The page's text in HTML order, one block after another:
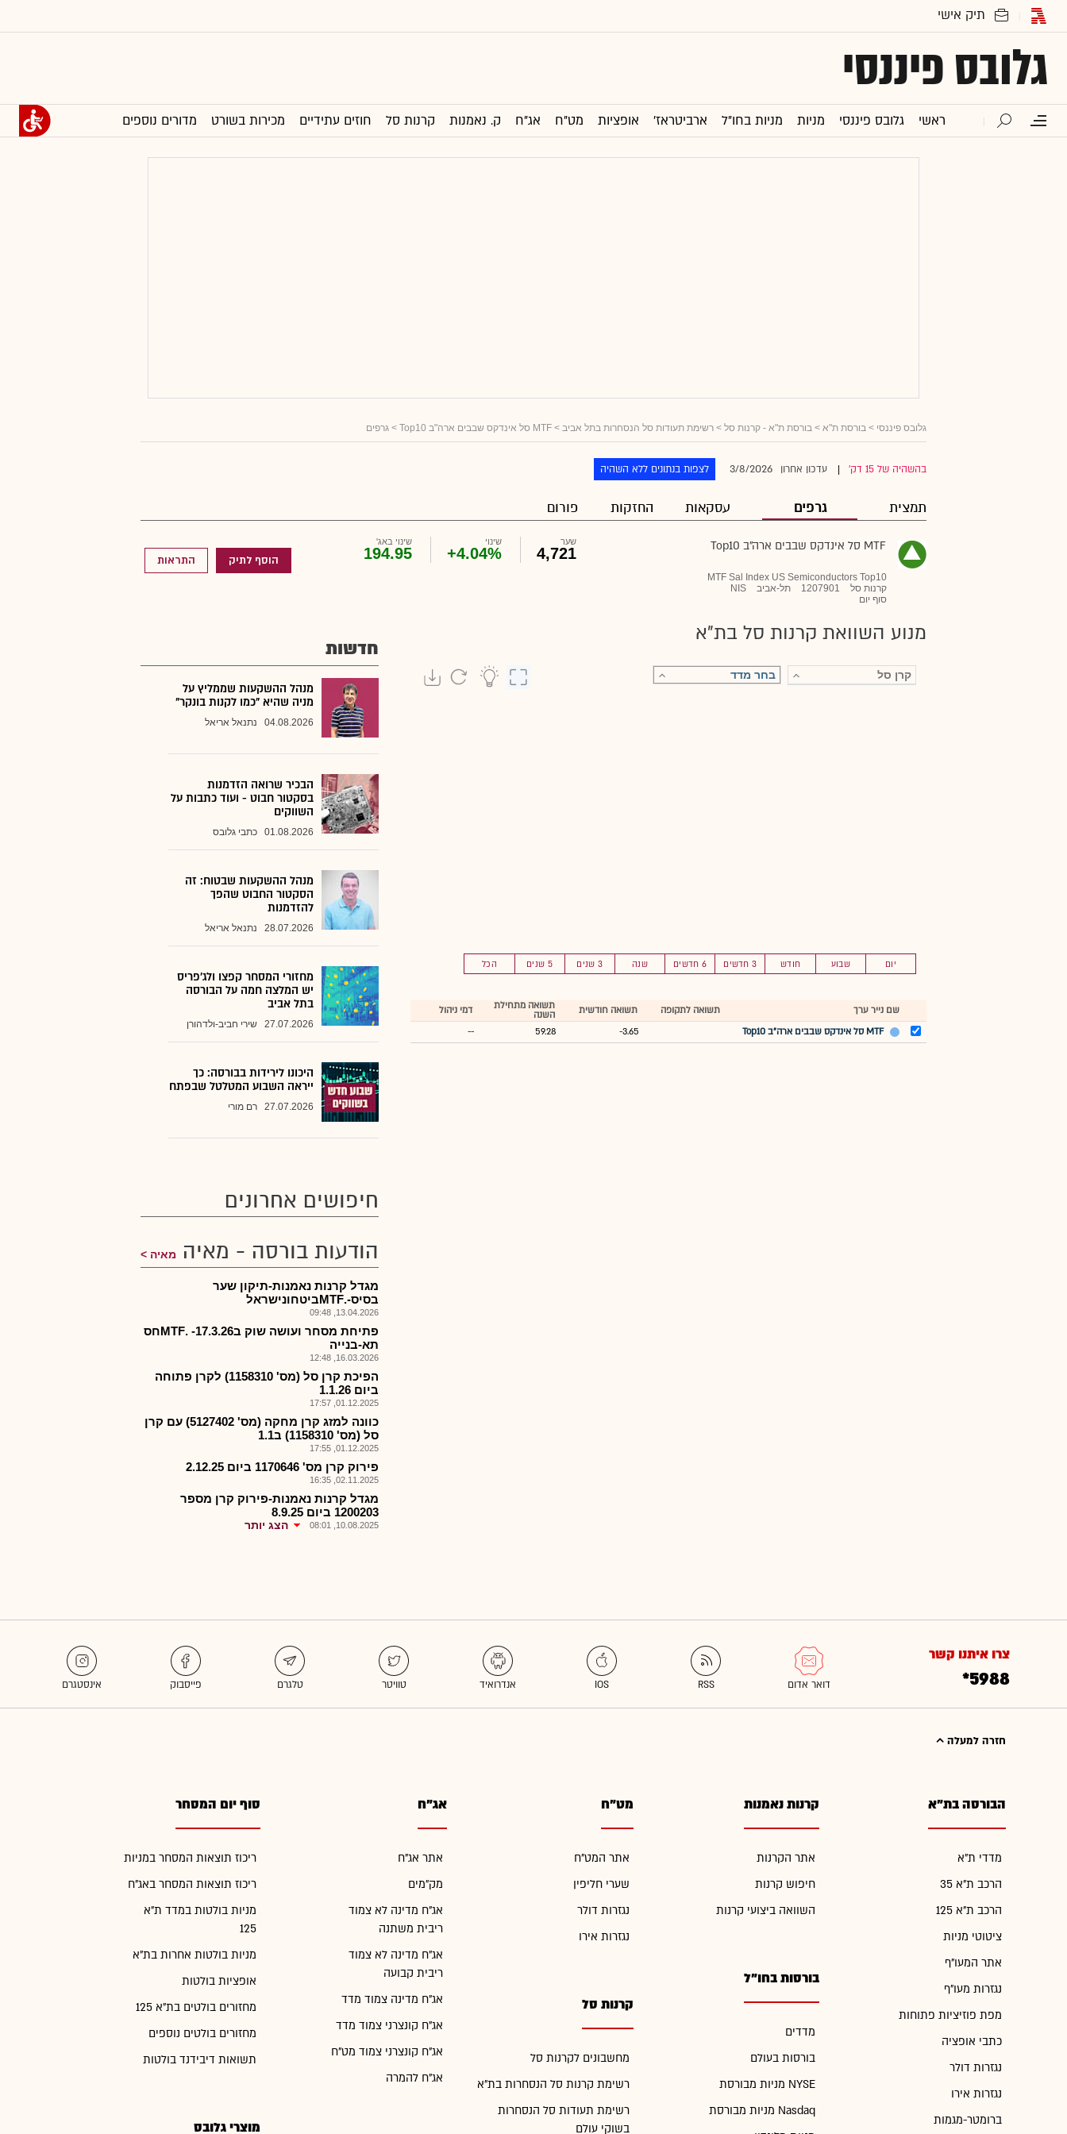
גלובס פיננסי
ראשי גלובס פיננסי מניות מניות בחו"ל ארביטראז' אופציות מט"ח אג"ח ק. נאמנות קרנות סל חוזים עתידיים מכירות בשורט מדורים נוספים
גלובס פיננסי > בורסת ת"א > בורסת ת"א - קרנות סל > רשימת תעודות סל הנסחרות בתל אביב > MTF סל אינדקס שבבים ארה"ב Top10 > גרפים
בהשהיה של 15 דק' עדכון אחרון 3/8/2026 לצפות בנתונים ללא השהיה
תמצית גרפים עסקאות החזקות פורום
MTF סל אינדקס שבבים ארה"ב Top10
MTF Sal Index US Semiconductors Top10
קרנות סל
1207901 תל-אביב
NIS
סוף יום
שער
4,721
שינוי
+4.04%
שינוי באג'
194.95 הוסף לתיק התראות
מנוע השוואת קרנות סל בת"א
יום שבוע חודש 3 חדשים 6 חדשים שנה 3 שנים 5 שנים הכל
שם נייר ערך תשואה לתקופה תשואה חודשית
תשואה מתחילת
השנה
דמי ניהול
MTF סל אינדקס שבבים ארה"ב Top10
-3.65
59.28
--
חדשות
מנהל ההשקעות שממליץ על
מניה שהיא "כמו לקנות בונקר"
04.08.2026 נתנאל אריאל
הבכיר שרואה הזדמנות
בסקטור חבוט - ועוד כתבות על
השווקים
01.08.2026 כתבי גלובס
מנהל ההשקעות שבטוח: זה
הסקטור החבוט שהפך
להזדמנות
28.07.2026 נתנאל אריאל
מחזורי המסחר קפצו ולג'פריס
יש המלצה חמה על הבורסה
בתל אביב
27.07.2026 שירי חביב-ולדהורן
היכונו לירידות בבורסה: כך
ייראה השבוע המטלטל שבפתח
27.07.2026 רם מורי
חיפושים אחרונים
הודעות בורסה - מאיה
מאיה
מגדל קרנות נאמנות-תיקון שער
בסיס-.MTFביטחונישראל
13.04.2026, 09:48
פתיחת מסחר ועושה שוק ב17.3.26- .MTFחס
תא-בנייה
16.03.2026, 12:48
הפיכת קרן סל (מס' 1158310) לקרן פתוחה
ביום 1.1.26
01.12.2025, 17:57
כוונה למזג קרן מחקה (מס' 5127402) עם קרן
סל (מס' 1158310) ב1.1
01.12.2025, 17:55
פירוק קרן מס' 1170646 ביום 2.12.25
02.11.2025, 16:35
מגדל קרנות נאמנות-פירוק קרן מספר
1200203 ביום 8.9.25
10.08.2025, 08:01 הצג יותר
צרו איתנו קשר
*5988
חזרה למעלה
הבורסה בת"א
מדדי ת"א
הרכב ת"א 35
הרכב ת"א 125
ציטוטי מניות
אתר המעו"ף
נגזרות מעו"ף
מפת פוזיציות פתוחות
כתבי אופציה
נגזרות דולר
נגזרות אירו
ברומטר-מגמות
קרנות נאמנות
אתר הקרנות
חיפוש קרנות
השוואה ביצועי קרנות
בורסות בחו"ל
מדדים
בורסות בעולם
מניות מבורסת NYSE
מניות מבורסת Nasdaq
מט"ח
אתר המט"ח
שערי חליפין
נגזרות דולר
נגזרות אירו
קרנות סל
מחשבונים לקרנות סל
רשימת קרנות סל הנסחרות בת"א
רשימת תעודות סל הנסחרות
בשוקי עולם
אג"ח
אתר אג"ח
מק"מים
אג"ח מדינה לא צמוד
ריבית משתנה
אג"ח מדינה לא צמוד
ריבית קבועה
אג"ח מדינה צמוד מדד
אג"ח קונצרני צמוד מדד
אג"ח קונצרני צמוד מט"ח
אג"ח להמרה
סוף יום המסחר
ריכוז תוצאות המסחר במניות
ריכוז תוצאות המסחר באג"ח
מניות בולטות במדד ת"א
125
מניות בולטות אחרות בת"א
אופציות בולטות
מחזורים בולטים בת"א 125
מחזורים בולטים נוספים
תשואות דיבידנד בולטות
מוצרי גלובס